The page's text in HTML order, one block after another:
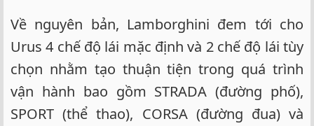
Về nguyên bản, Lamborghini đem tới cho
Urus 4 chế độ lái mặc định và 2 chế độ lái tùy
chọn nhằm tạo thuận tiện trong quá trình
vận hành bao gồm STRADA (đường phố),
SPORT (thể thao), CORSA (đường đua) và